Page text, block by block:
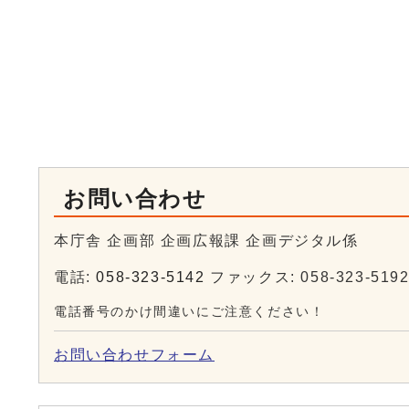
お問い合わせ
本庁舎 企画部 企画広報課 企画デジタル係
電話:058-323-5142 ファックス: 058-323-5192
電話番号のかけ間違いにご注意ください！
お問い合わせフォーム